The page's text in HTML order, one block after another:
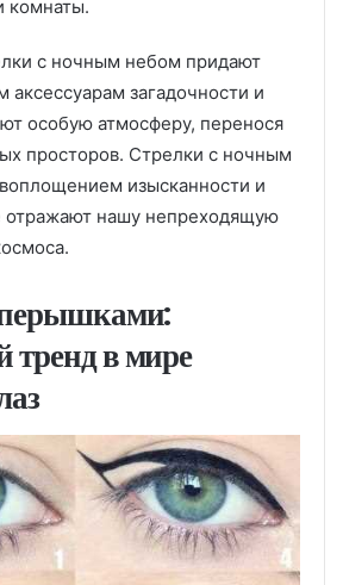
комнаты.
с ночным небом придают
аксессуарам загадочности и
особую атмосферу, перенося
просторов. Стрелки с ночным
изысканности и
отражают нашу непреходящую
в мире